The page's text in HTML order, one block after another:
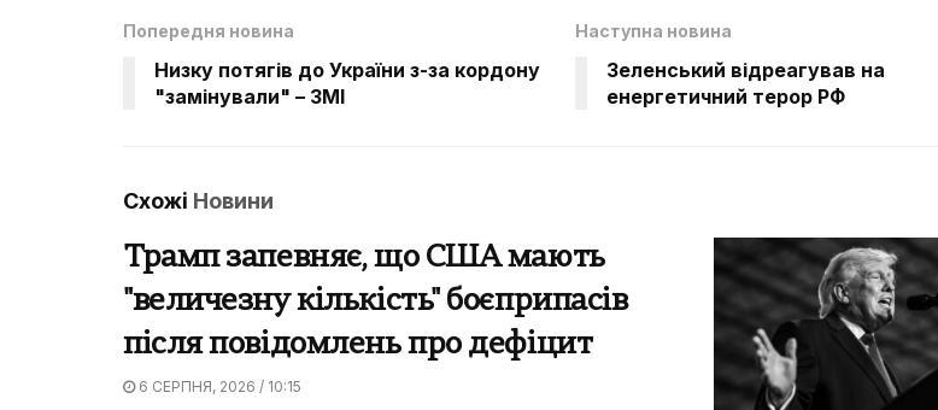
Попередня новина
Низку потягів до України з-за кордону
"замінували" – ЗМІ
Наступна новина
Зеленський відреагував на
енергетичний терор РФ
Схожі Новини
Трамп запевняє, що США мають
"величезну кількість" боєприпасів
після повідомлень про дефіцит
6 СЕРПНЯ, 2026 / 10:15